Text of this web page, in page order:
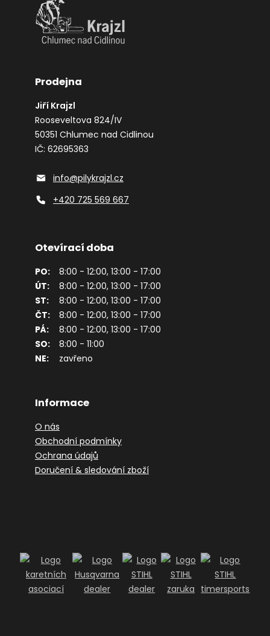
Prodejna
Jiří Krajzl
Rooseveltova 824/IV
50351 Chlumec nad Cidlinou
IČ: 62695363
info@pilykrajzl.cz
+420 725 569 667
Otevírací doba
PO:
8:00 - 12:00, 13:00 - 17:00
ÚT:
8:00 - 12:00, 13:00 - 17:00
ST:
8:00 - 12:00, 13:00 - 17:00
ČT:
8:00 - 12:00, 13:00 - 17:00
PÁ:
8:00 - 12:00, 13:00 - 17:00
SO:
8:00 - 11:00
NE:
zavřeno
Informace
O nás
Obchodní podmínky
Ochrana údajů
Doručení & sledování zboží